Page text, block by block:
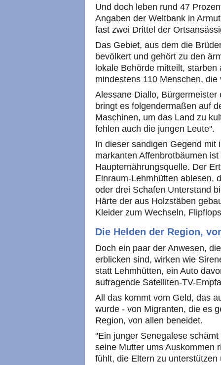
Und doch leben rund 47
Angaben der Weltbank in
fast zwei Drittel der
Das Gebiet, aus dem die
bevölkert und gehört zu den
lokale Behörde mitteilt,
mindestens 110 Menschen,
Alessane Diallo,
bringt es folgendermaßen auf
Maschinen, um das Land zu
fehlen auch die jungen Leute".
In dieser sandigen Gegend
markanten Affenbrotbäumen
Haupternährungsquelle. Der
Einraum-Lehmhütten ablesen,
oder drei Schafen Unterstand
Härte der aus Holzstäben
Kleider zum Wechseln,
Die Helden der Region,
Doch ein paar der Anwesen,
erblicken sind, wirken wie
statt Lehmhütten, ein Auto
aufragende Satelliten-TV-
All das kommt vom Geld, das
wurde - von Migranten, die es
Region, von allen beneidet.
"Ein junger Senegalese
seine Mutter ums Auskommen
fühlt, die Eltern zu